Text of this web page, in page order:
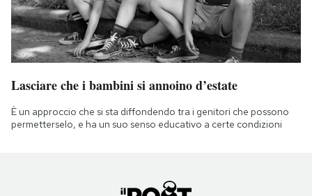
Lasciare che i bambini si annoino d’estate
È un approccio che si sta diffondendo tra i genitori che possono
permetterselo, e ha un suo senso educativo a certe condizioni